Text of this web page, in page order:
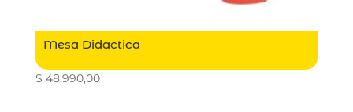
Mesa Didactica
$ 48.990,00